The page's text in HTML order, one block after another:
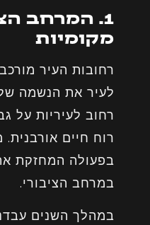
1. המרחב
מקומיות
רחובות העיר
לעיר את הנשמה
רחוב לעיריות על
רוח חיים
בפעולה המחזקת
במרחב הציבורי.
במהלך השנים